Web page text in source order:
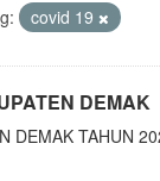
covid 19
DEMAK
DEMAK TAHUN